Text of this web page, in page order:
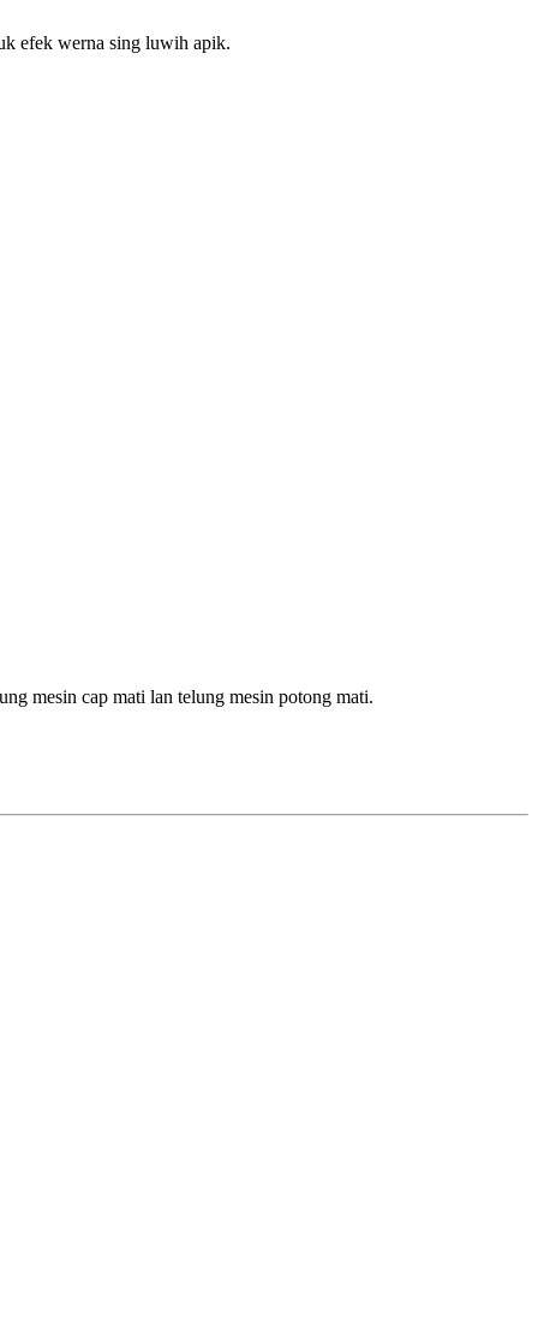
efek werna sing luwih apik.
mesin cap mati lan telung mesin potong mati.